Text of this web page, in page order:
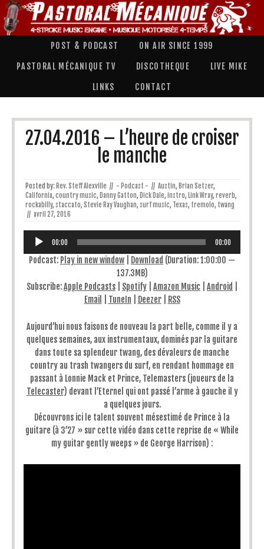
POST & PODCAST ON AIR SINCE 1999
PASTORAL MÉCANIQUE TV DISCOTHEQUE LIVE MIKE
LINKS CONTACT
27.04.2016 – L’heure de croiser
le manche
Posted by: Rev. Steff Alexville // - Podcast - // Austin, Brian Setzer,
California, country music, Danny Gatton, Dick Dale, instro, Link Wray, reverb,
rockabilly, staccato, Stevie Ray Vaughan, surf music, Texas, tremolo, twang
// avril 27, 2016
Lecteur
audio
00:00 00:00
Podcast: Play in new window Download (Duration: 1:00:00 —
137.3MB)
Subscribe:Apple Podcasts Spotify Amazon Music Android
Email
TuneIn Deezer| RSS
Aujourd’hui nous faisons de nouveau la part belle, comme il y a
quelques semaines, aux instrumentaux, dominés par la guitare
dans toute sa splendeur twang, des dévaleurs de manche
country au trash twangers du surf, en rendant hommage en
passant à Lonnie Mack et Prince, Telemasters (joueurs de la
Telecaster) devant l’Eternel qui ont passé l’arme à gauche il y
a quelques jours.
Découvrons ici le talent souvent mésestimé de Prince à la
guitare (à 3’27 » sur cette vidéo dans cette reprise de « While
my guitar gently weeps » de George Harrison) :